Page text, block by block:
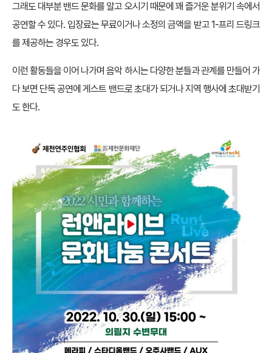
그래도 대부분 밴드 문화를 알고 오시기 때문에 꽤 즐거운 분위기 속에서
공연할 수 있다. 입장료는 무료이거나 소정의 금액을 받고 1-프리 드링크
를 제공하는 경우도 있다.
이런 활동들을 이어 나가며 음악 하시는 다양한 분들과 관계를 만들어 가
다 보면 단독 공연에 게스트 밴드로 초대가 되거나 지역 행사에 초대받기
도 한다.